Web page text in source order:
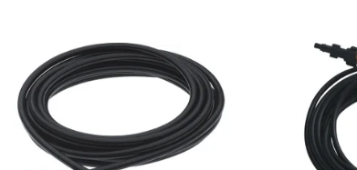
HADICE K MYČKÁM RIWALL PRO 8M
(REPW 150, 170)
Dostupnost:
Kód:
Značka:
RIWALL
Záruka:
2 roky
ČISTIČ
modelům RIWALL
Dostupnost:
Značka:
Záruka:
2